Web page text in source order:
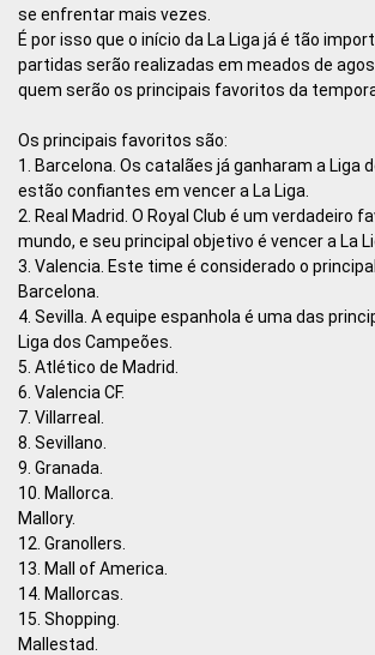
se enfrentar mais vezes.
É por isso que o início da La Liga já é tão
partidas serão realizadas em meados de
quem serão os principais favoritos da
Os principais favoritos são:
1. Barcelona. Os catalães já ganharam a Liga
estão confiantes em vencer a La Liga.
2. Real Madrid. O Royal Club é um verdadeiro
mundo, e seu principal objetivo é vencer a La
3. Valencia. Este time é considerado o
Barcelona.
4. Sevilla. A equipe espanhola é uma das
Liga dos Campeões.
5. Atlético de Madrid.
6. Valencia CF.
7. Villarreal.
8. Sevillano.
9. Granada.
10. Mallorca.
Mallory.
12. Granollers.
13. Mall of America.
14. Mallorcas.
15. Shopping.
Mallestad.